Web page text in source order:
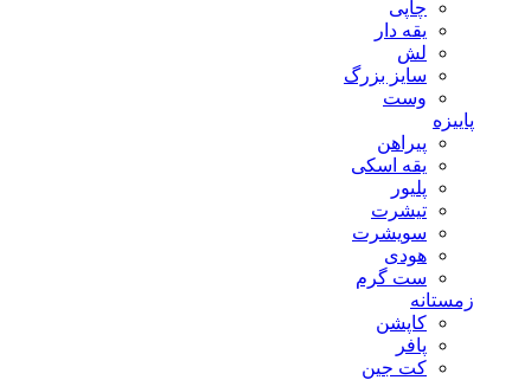
چاپی
یقه دار
لش
سایز بزرگ
وست
پاییزه
پیراهن
یقه اسکی
پلیور
تیشرت
سویشرت
هودی
ست گرم
زمستانه
کاپشن
پافر
کت جین